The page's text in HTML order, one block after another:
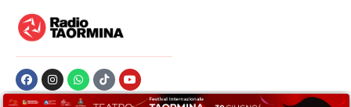
“Accamadora”
diRedazione Settembre 24, 2025